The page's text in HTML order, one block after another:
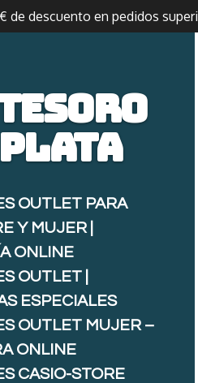
€ de descuento en pedidos
plata
OUTLET PARA
Y MUJER |
ONLINE
OUTLET |
ESPECIALES
OUTLET MUJER –
ONLINE
CASIO-STORE